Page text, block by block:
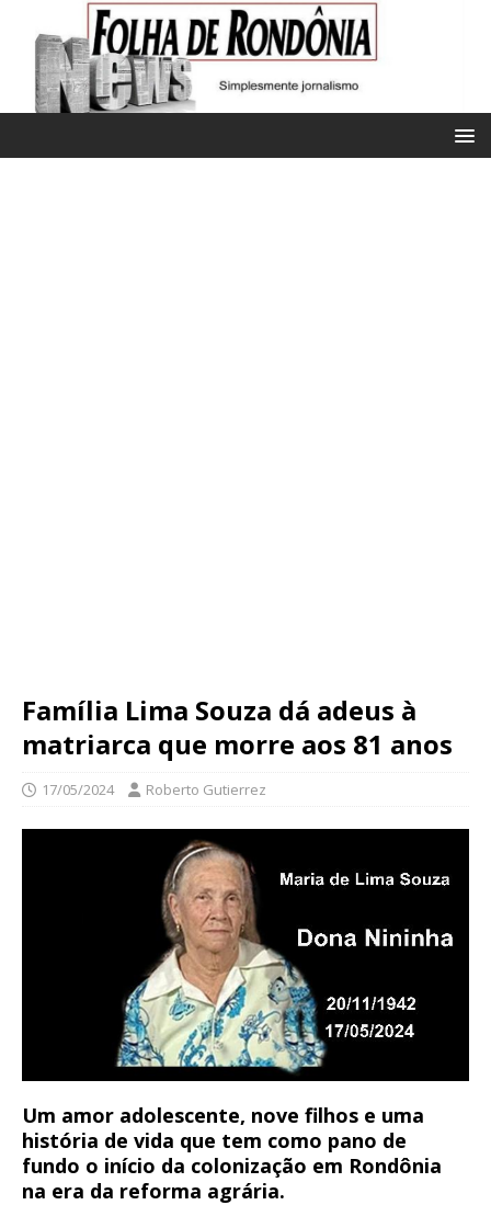
Família Lima Souza dá adeus à
matriarca que morre aos 81 anos
17/05/2024 Roberto Gutierrez
Um amor adolescente, nove filhos e uma
história de vida que tem como pano de
fundo o início da colonização em Rondônia
na era da reforma agrária.